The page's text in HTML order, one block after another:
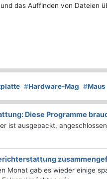
das Auffinden von Dateien
#Hardware-Mag #Maus
Diese Programme
ist ausgepackt,
Monat gab es wieder einige